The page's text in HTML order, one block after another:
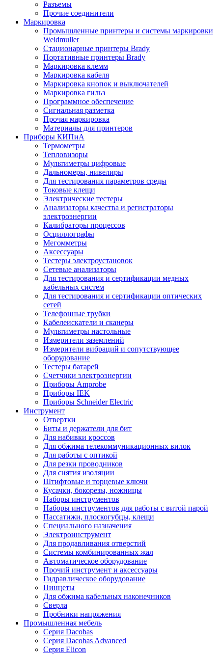
Разъемы
Прочие соединители
Маркировка
Промышленные принтеры и системы маркировки
Weidmuller
Стационарные принтеры Brady
Портативные принтеры Brady
Маркировка клемм
Маркировка кабеля
Маркировка кнопок и выключателей
Маркировка гильз
Программное обеспечение
Сигнальная разметка
Прочая маркировка
Материалы для принтеров
Приборы КИПиА
Термометры
Тепловизоры
Мультиметры цифровые
Дальномеры, нивелиры
Для тестирования параметров среды
Токовые клещи
Электрические тестеры
Анализаторы качества и регистраторы
электроэнергии
Калибраторы процессов
Осциллографы
Мегомметры
Аксессуары
Тестеры электроустановок
Сетевые анализаторы
Для тестирования и сертификации медных
кабельных систем
Для тестирования и сертификации оптических
сетей
Телефонные трубки
Кабелеискатели и сканеры
Мультиметры настольные
Измерители заземлений
Измерители вибраций и сопутствующее
оборудование
Тестеры батарей
Счетчики электроэнергии
Приборы Amprobe
Приборы IEK
Приборы Schneider Electric
Инструмент
Отвертки
Биты и держатели для бит
Для набивки кроссов
Для обжима телекоммуникационных вилок
Для работы с оптикой
Для резки проводников
Для снятия изоляции
Штифтовые и торцевые ключи
Кусачки, бокорезы, ножницы
Наборы инструментов
Наборы инструментов для работы с витой парой
Пассатижи, плоскогубцы, клещи
Специального назначения
Электроинструмент
Для продавливания отверстий
Системы комбинированных жал
Автоматическое оборудование
Прочий инструмент и аксессуары
Гидравлическое оборудование
Пинцеты
Для обжима кабельных наконечников
Сверла
Пробники напряжения
Промышленная мебель
Серия Dacobas
Серия Dacobas Advanced
Серия Elicon